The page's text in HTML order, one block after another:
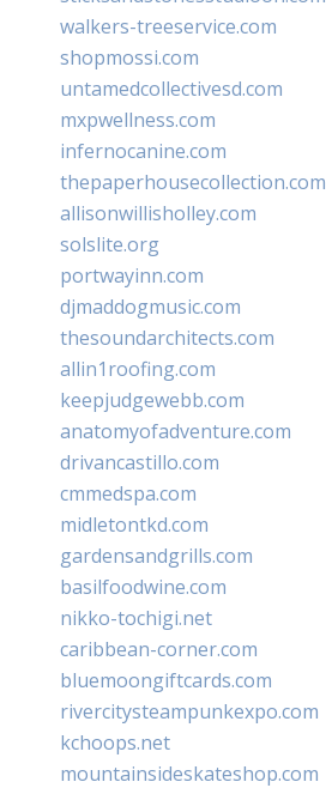
walkers-treeservice.com
shopmossi.com
untamedcollectivesd.com
mxpwellness.com
infernocanine.com
thepaperhousecollection.com
allisonwillisholley.com
solslite.org
portwayinn.com
djmaddogmusic.com
thesoundarchitects.com
allin1roofing.com
keepjudgewebb.com
anatomyofadventure.com
drivancastillo.com
cmmedspa.com
midletontkd.com
gardensandgrills.com
basilfoodwine.com
nikko-tochigi.net
caribbean-corner.com
bluemoongiftcards.com
rivercitysteampunkexpo.com
kchoops.net
mountainsideskateshop.com